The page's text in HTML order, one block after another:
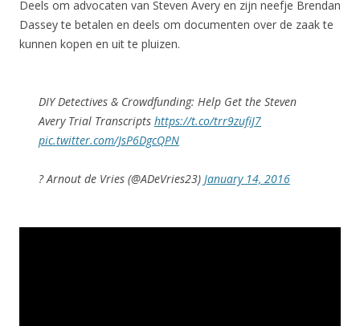
Deels om advocaten van Steven Avery en zijn neefje Brendan
Dassey te betalen en deels om documenten over de zaak te
kunnen kopen en uit te pluizen.
DIY Detectives & Crowdfunding: Help Get the Steven
Avery Trial Transcripts https://t.co/trr9zufiJ7
pic.twitter.com/JsP6DgcQPN
? Arnout de Vries (@ADeVries23) January 14, 2016